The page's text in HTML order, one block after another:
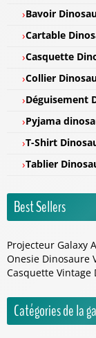
Bavoir
Cartable
Casquette
Collier
Déguisement
Pyjama
T-Shirt
Tablier
Best Sellers
Projecteur Galaxy
Onesie Dinosaure
Casquette Vintage
Catégories de la